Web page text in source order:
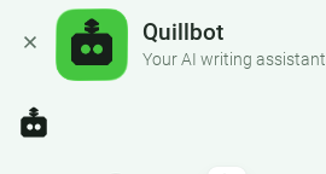
Quillbot
Your AI writing assistant